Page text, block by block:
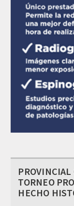
PROVINCIAL
TORNEO
HECHO